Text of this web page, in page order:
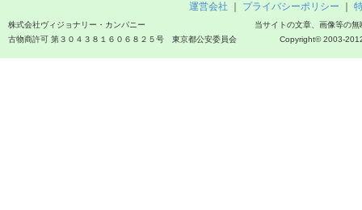
運営会社 プライバシーポリシー
当サイトの文章、画像等の
Copyright© 2003-
株式会社ヴィジョナリー・カンパニー
古物商許可 第３０４３８１６０６８２５号 東京都公安委員会